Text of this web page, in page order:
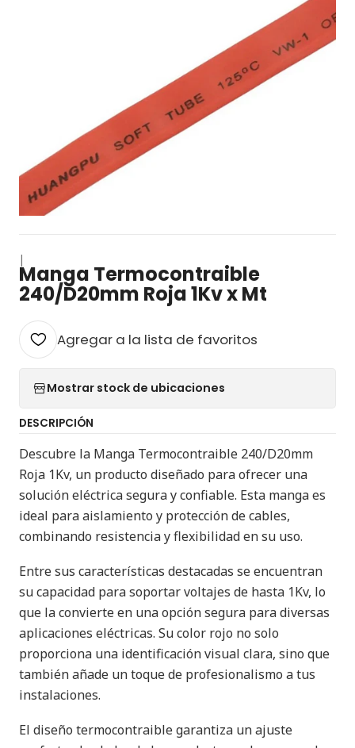
|
Manga Termocontraible
240/D20mm Roja 1Kv x Mt
Agregar a la lista de favoritos
Mostrar stock de ubicaciones
DESCRIPCIÓN
Descubre la Manga Termocontraible 240/D20mm
Roja 1Kv, un producto diseñado para ofrecer una
solución eléctrica segura y confiable. Esta manga es
ideal para aislamiento y protección de cables,
combinando resistencia y flexibilidad en su uso.
Entre sus características destacadas se encuentran
su capacidad para soportar voltajes de hasta 1Kv, lo
que la convierte en una opción segura para diversas
aplicaciones eléctricas. Su color rojo no solo
proporciona una identificación visual clara, sino que
también añade un toque de profesionalismo a tus
instalaciones.
El diseño termocontraible garantiza un ajuste